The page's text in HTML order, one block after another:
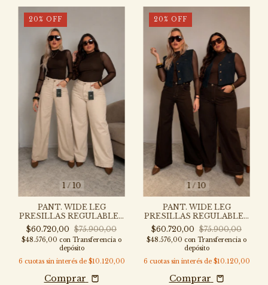
1 / 10
20% OFF
PANT. WIDE LEG
PRESILLAS REGULABLES
BEIGE CLARO - P319BC-47
$60.720,00 $75.900,00
$48.576,00 con Transferencia o
depósito
6 cuotas sin interés de $10.120,00
Comprar
1/ 10
20% OFF
PANT. WIDE LEG
PRESILLAS REGULABLES
CHOCOLATE - P319CH-47
$60.720,00 $75.900,00
$48.576,00 con Transferencia o
depósito
6 cuotas sin interés de $10.120,00
Comprar